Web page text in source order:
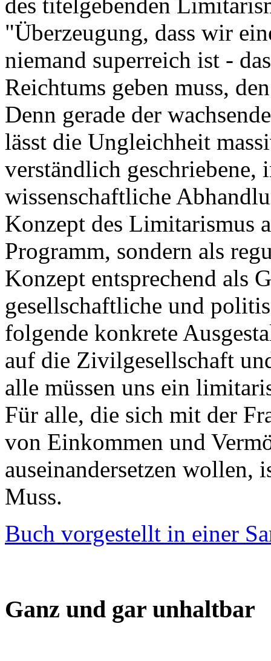
"Überzeugung, dass wir
niemand superreich ist -
Reichtums geben muss,
Denn gerade der
lässt die Ungleichheit
verständlich geschriebene,
wissenschaftliche
Konzept des Limitarismus
Programm, sondern als
Konzept entsprechend als
gesellschaftliche und
folgende konkrete
auf die Zivilgesellschaft
alle müssen uns ein
Für alle, die sich mit der
von Einkommen und
auseinandersetzen wollen,
Muss.
Buch vorgestellt in einer
Ganz und gar unhaltbar